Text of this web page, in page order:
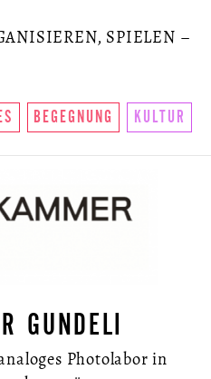
SPIELEN –
BEGEGNUNG KULTUR
GUNDELI
Photolabor in